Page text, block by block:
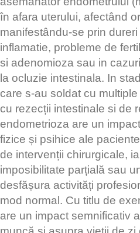
în afara uterului, afectând
manifestându-se prin
inflamatie, probleme de
si adenomioza sau in
la ocluzie intestinala. In
care s-au soldat cu
cu rezecții intestinale si de
endometrioza are un
fizice și psihice ale
de intervenții chirurgicale,
imposibilitate parțială sau
desfășura activități
mod normal. Cu titlu de
are un impact semnificativ